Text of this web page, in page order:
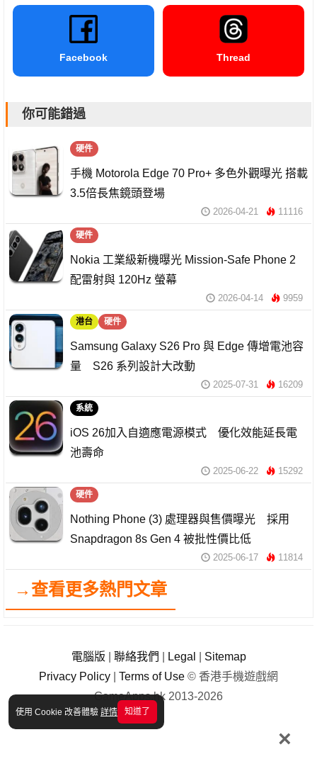
使用 Cookie 改善體驗 詳情 知道了
×
Facebook Thread
你可能錯過
硬件
手機 Motorola Edge 70 Pro+ 多色外觀曝光 搭載
3.5倍長焦鏡頭登場
2026-04-21 11116
硬件
Nokia 工業級新機曝光 Mission-Safe Phone 2
配雷射與 120Hz 螢幕
2026-04-14 9959
港台 硬件
Samsung Galaxy S26 Pro 與 Edge 傳增電池容
量 S26 系列設計大改動
2025-07-31 16209
系統
iOS 26加入自適應電源模式 優化效能延長電
池壽命
2025-06-22 15292
硬件
Nothing Phone (3) 處理器與售價曝光 採用
Snapdragon 8s Gen 4 被批性價比低
2025-06-17 11814
→查看更多熱門文章
電腦版 聯絡我們 Legal
Sitemap
Privacy Policy
Terms of Use © 香港手機遊戲網
GameApps.hk 2013-2026